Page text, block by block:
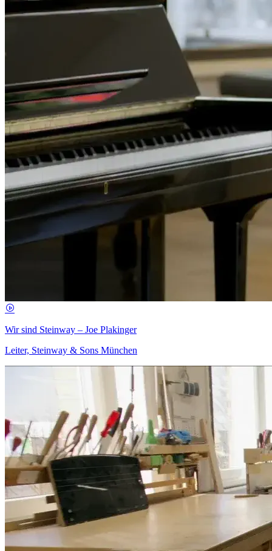
Wir sind Steinway – Joe Plakinger
Leiter, Steinway & Sons München